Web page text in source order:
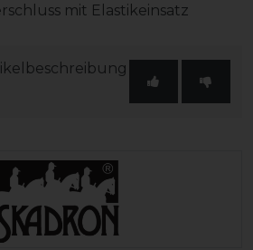
mit Elastikeinsatz